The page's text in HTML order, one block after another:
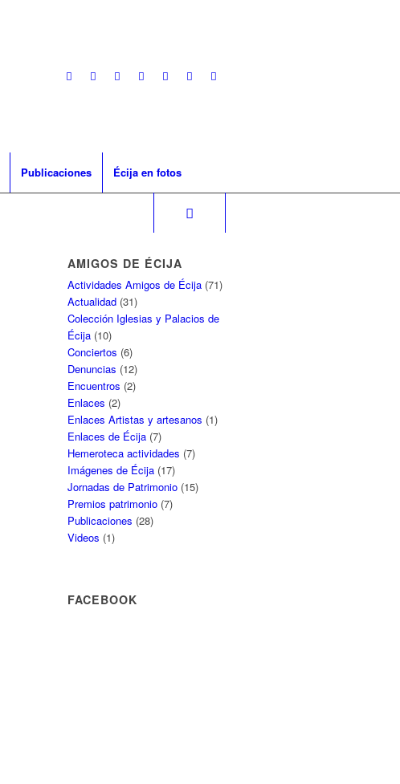
Publicaciones Écija en fotos
AMIGOS DE ÉCIJA
Actividades Amigos de Écija (71)
Actualidad (31)
Colección Iglesias y Palacios de
Écija (10)
Conciertos (6)
Denuncias (12)
Encuentros (2)
Enlaces (2)
Enlaces Artistas y artesanos (1)
Enlaces de Écija (7)
Hemeroteca actividades (7)
Imágenes de Écija (17)
Jornadas de Patrimonio (15)
Premios patrimonio (7)
Publicaciones (28)
Videos (1)
FACEBOOK